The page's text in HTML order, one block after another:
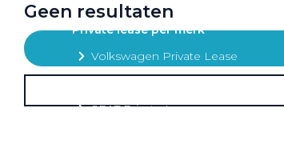
Private lease per merk
Volkswagen Private Lease
SEAT Private Lease
Geen resultaten